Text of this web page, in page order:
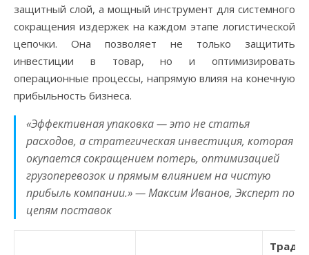
защитный слой, а мощный инструмент для системного
сокращения издержек на каждом этапе логистической
цепочки. Она позволяет не только защитить
инвестиции в товар, но и оптимизировать
операционные процессы, напрямую влияя на конечную
прибыльность бизнеса.
«Эффективная упаковка — это не статья
расходов, а стратегическая инвестиция, которая
окупается сокращением потерь, оптимизацией
грузоперевозок и прямым влиянием на чистую
прибыль компании.» — Максим Иванов, Эксперт по
цепям поставок